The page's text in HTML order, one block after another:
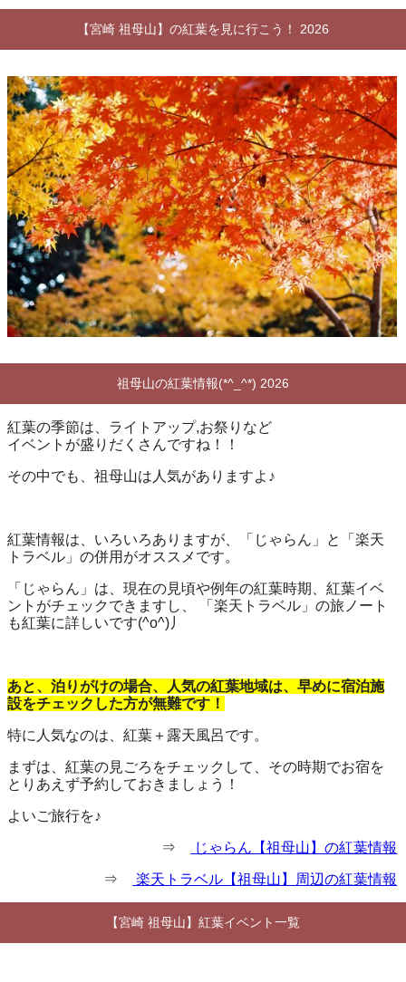
【宮崎 祖母山】の紅葉を見に行こう！ 2026
祖母山の紅葉情報(*^_^*) 2026
紅葉の季節は、ライトアップ,お祭りなど
イベントが盛りだくさんですね！！
その中でも、祖母山は人気がありますよ♪
紅葉情報は、いろいろありますが、「じゃらん」と「楽天
トラベル」の併用がオススメです。
「じゃらん」は、現在の見頃や例年の紅葉時期、紅葉イベ
ントがチェックできますし、 「楽天トラベル」の旅ノート
も紅葉に詳しいです(^o^)丿
あと、泊りがけの場合、人気の紅葉地域は、早めに宿泊施
設をチェックした方が無難です！
特に人気なのは、紅葉＋露天風呂です。
まずは、紅葉の見ごろをチェックして、その時期でお宿を
とりあえず予約しておきましょう！
よいご旅行を♪
⇒ じゃらん【祖母山】の紅葉情報
⇒ 楽天トラベル【祖母山】周辺の紅葉情報
【宮崎 祖母山】紅葉イベント一覧